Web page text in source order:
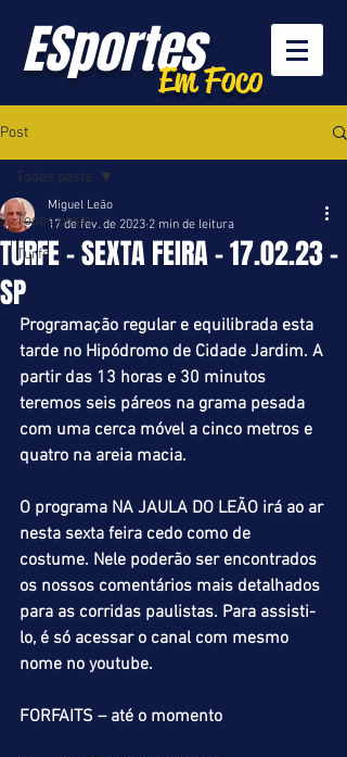
ESportesEm Foco
Post
Todos posts
Turfe
Todos posts
TURFE - SEXTA FEIRA - 17.02.23 -
SP
Miguel Leão
17 de fev. de 2023 2 min de leitura
Programação regular e equilibrada esta
tarde no Hipódromo de Cidade Jardim. A
partir das 13 horas e 30 minutos
teremos seis páreos na grama pesada
com uma cerca móvel a cinco metros e
quatro na areia macia.
O programa NA JAULA DO LEÃO irá ao ar
nesta sexta feira cedo como de
costume. Nele poderão ser encontrados
os nossos comentários mais detalhados
para as corridas paulistas. Para assisti-
lo, é só acessar o canal com mesmo
nome no youtube.
FORFAITS – até o momento